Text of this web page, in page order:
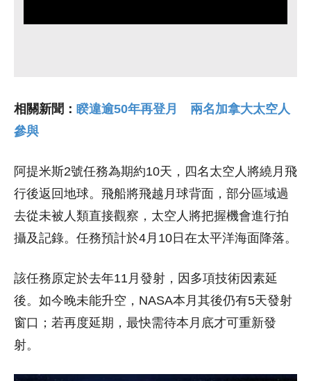
相關新聞： 睽違逾50年再登月 兩名加拿大太空人
參與
阿提米斯2號任務為期約10天，四名太空人將繞月飛
行後返回地球。飛船將飛越月球背面，部分區域過
去從未被人類直接觀察，太空人將把握機會進行拍
攝及記錄。任務預計於4月10日在太平洋海面降落。
該任務原定於去年11月發射，因多項技術因素延
後。如今晚未能升空，NASA本月其後仍有5天發射
窗口；若再度延期，最快需待本月底才可重新發
射。